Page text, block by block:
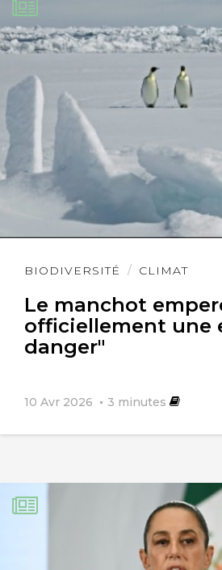
BIODIVERSITÉ CLIMAT
Le manchot
officiellement une
danger"
10 Avr 2026 3 minutes
Lire